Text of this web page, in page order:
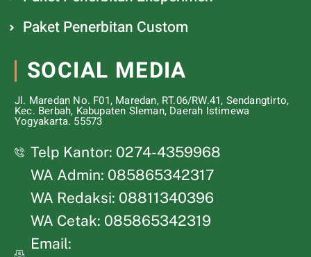
Paket Penerbitan Custom
SOCIAL MEDIA
Jl. Maredan No. F01, Maredan, RT.06/RW.41, Sendangtirto,
Kec. Berbah, Kabupaten Sleman, Daerah Istimewa
Yogyakarta. 55573
Telp Kantor: 0274-4359968
WA Admin: 085865342317
WA Redaksi: 08811340396
WA Cetak: 085865342319
Email: